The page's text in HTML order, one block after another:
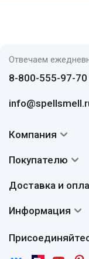
Отвечаем
8-800-555-97-70
Компания
Авторы
Сертификаты
Покупателю
Вопросы и ответы
Отзывы
Доставка и
Доставка
Возврат
Информация